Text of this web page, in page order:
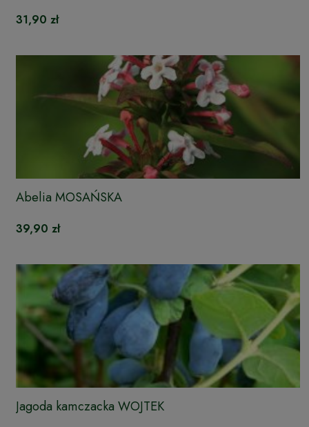
31,90 zł
Abelia MOSAŃSKA
39,90 zł
Jagoda kamczacka WOJTEK